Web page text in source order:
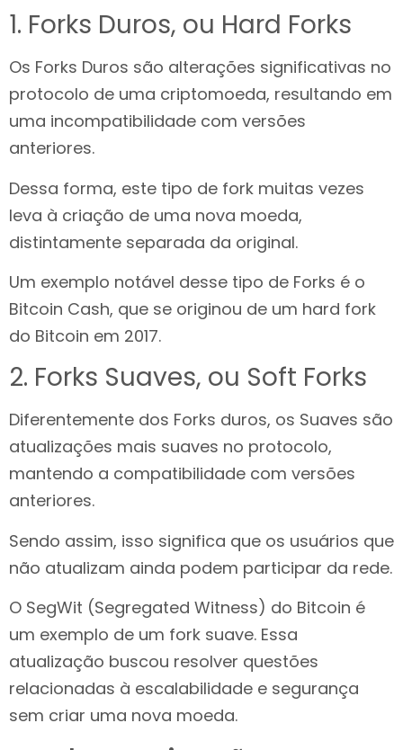
1. Forks Duros, ou Hard Forks
Os Forks Duros são alterações significativas no
protocolo de uma criptomoeda, resultando em
uma incompatibilidade com versões
anteriores.
Dessa forma, este tipo de fork muitas vezes
leva à criação de uma nova moeda,
distintamente separada da original.
Um exemplo notável desse tipo de Forks é o
Bitcoin Cash, que se originou de um hard fork
do Bitcoin em 2017.
2. Forks Suaves, ou Soft Forks
Diferentemente dos Forks duros, os Suaves são
atualizações mais suaves no protocolo,
mantendo a compatibilidade com versões
anteriores.
Sendo assim, isso significa que os usuários que
não atualizam ainda podem participar da rede.
O SegWit (Segregated Witness) do Bitcoin é
um exemplo de um fork suave. Essa
atualização buscou resolver questões
relacionadas à escalabilidade e segurança
sem criar uma nova moeda.